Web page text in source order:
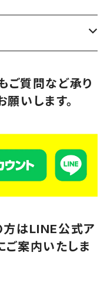
ご質問など承り
願いします。
方はLINE公式ア
ご案内いたしま